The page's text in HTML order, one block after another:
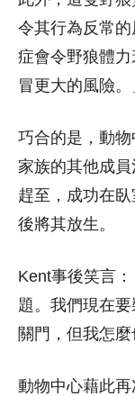
令其行為反常
症會令野狼體
冒更大的風險。
巧合的是，動
家族的其他成
趕至，成功在
後將其放生。
Kent事後笑言
題。我們現在
關門，但我怎
動物中心藉此